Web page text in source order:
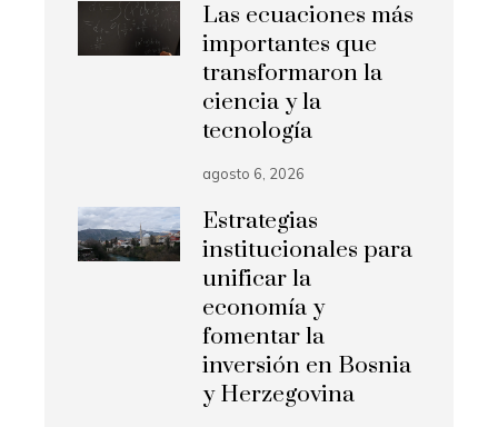
Las ecuaciones más
importantes que
transformaron la
ciencia y la
tecnología
agosto 6, 2026
Estrategias
institucionales para
unificar la
economía y
fomentar la
inversión en Bosnia
y Herzegovina